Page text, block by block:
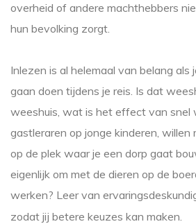
overheid of andere machthebbers
hun bevolking zorgt.
Inlezen is al helemaal van belang
gaan doen tijdens je reis. Is dat
weeshuis, wat is het effect van snel
gastleraren op jonge kinderen,
op de plek waar je een dorp gaat
eigenlijk om met de dieren op de
werken? Leer van
zodat jij betere keuzes kan maken.